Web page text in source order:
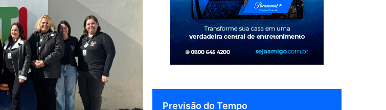
Previsão do Tempo